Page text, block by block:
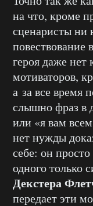
на что, кроме
сценаристы ни
повествование
героя даже
мотиваторов,
а за все время
слышно фраз в
или «я вам
нет нужды
себе: он
одного только
Декстера
передает эти